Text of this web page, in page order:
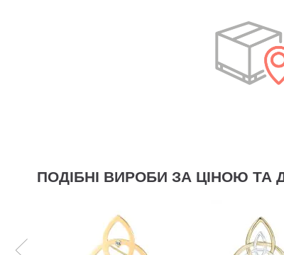
ПОДІБНІ ВИРОБИ ЗА ЦІНОЮ ТА